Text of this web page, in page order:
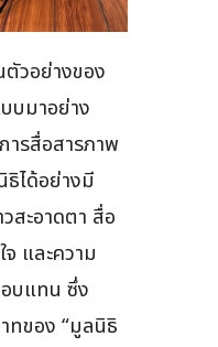
วอย่างของ
บมาอย่าง
ารสื่อสารภาพ
ได้อย่างมี
สะอาดตา สื่อ
และความ
บแทน ซึ่ง
ทของ “มูลนิธิ